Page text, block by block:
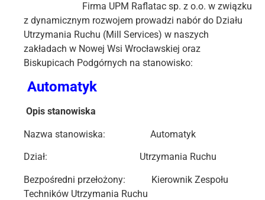
Firma UPM Raflatac sp. z o.o. w związku
z dynamicznym rozwojem prowadzi nabór do Działu
Utrzymania Ruchu (Mill Services) w naszych
zakładach w Nowej Wsi Wrocławskiej oraz
Biskupicach Podgórnych na stanowisko:
Automatyk
Opis stanowiska
Nazwa stanowiska: Automatyk
Dział: Utrzymania Ruchu
Bezpośredni przełożony: Kierownik Zespołu
Techników Utrzymania Ruchu